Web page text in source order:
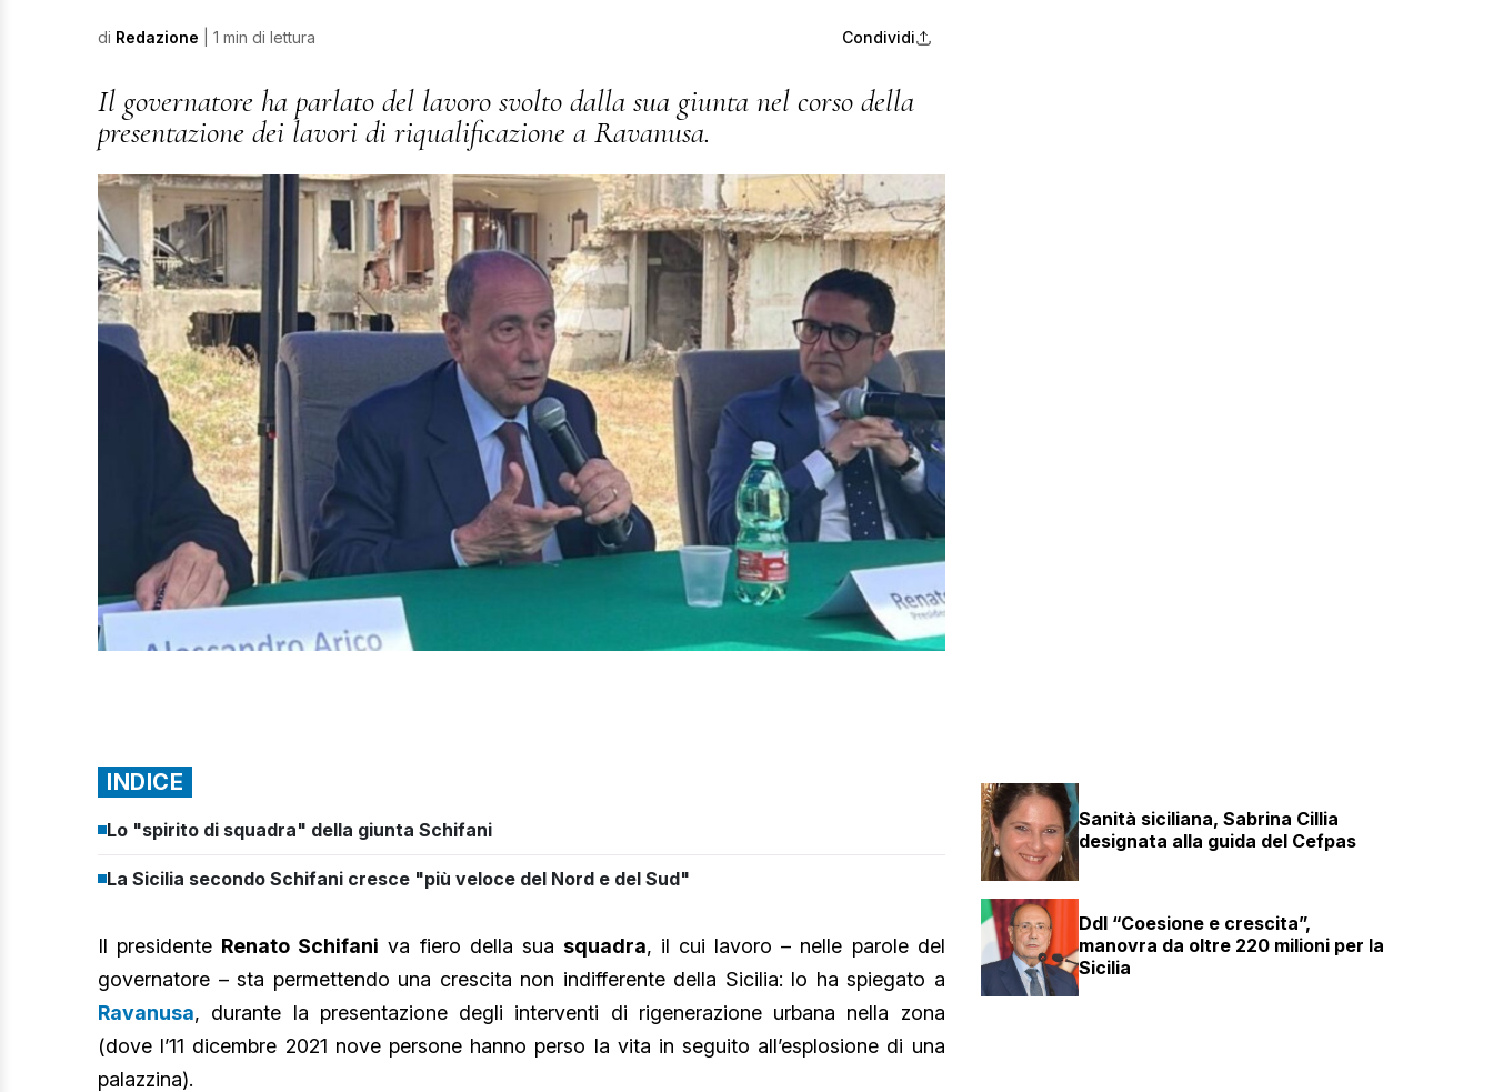
di Redazione | 1 min di lettura Condividi
Il governatore ha parlato del lavoro svolto dalla sua giunta nel corso della
presentazione dei lavori di riqualificazione a Ravanusa.
INDICE
Lo "spirito di squadra" della giunta Schifani
La Sicilia secondo Schifani cresce "più veloce del Nord e del Sud"
Il presidente Renato Schifani va fiero della sua squadra, il cui lavoro – nelle parole del
governatore – sta permettendo una crescita non indifferente della Sicilia: lo ha spiegato a
Ravanusa, durante la presentazione degli interventi di rigenerazione urbana nella zona
(dove l’11 dicembre 2021 nove persone hanno perso la vita in seguito all’esplosione di una
palazzina).
Sanità siciliana, Sabrina Cillia
designata alla guida del Cefpas
Ddl “Coesione e crescita”,
manovra da oltre 220 milioni per la
Sicilia